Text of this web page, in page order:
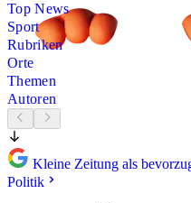
Top News
Sport
Rubriken
Orte
Themen
Autoren
Kleine Zeitung als
Politik